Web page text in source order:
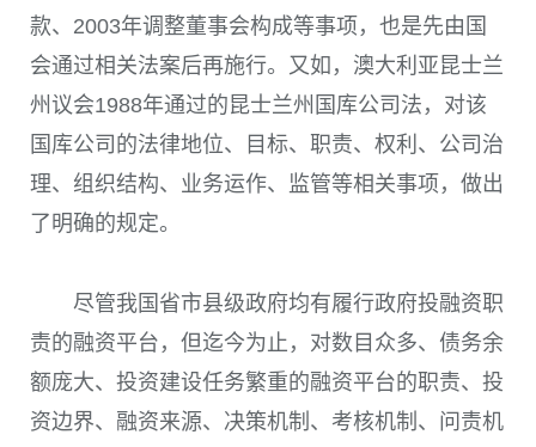
款、2003年调整董事会构成等事项，也是先由国
会通过相关法案后再施行。又如，澳大利亚昆士兰
州议会1988年通过的昆士兰州国库公司法，对该
国库公司的法律地位、目标、职责、权利、公司治
理、组织结构、业务运作、监管等相关事项，做出
了明确的规定。
尽管我国省市县级政府均有履行政府投融资职
责的融资平台，但迄今为止，对数目众多、债务余
额庞大、投资建设任务繁重的融资平台的职责、投
资边界、融资来源、决策机制、考核机制、问责机